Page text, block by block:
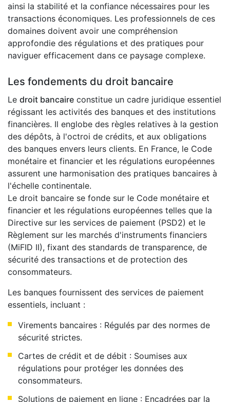
ainsi la stabilité et la confiance nécessaires pour les
transactions économiques. Les professionnels de ces
domaines doivent avoir une compréhension
approfondie des régulations et des pratiques pour
naviguer efficacement dans ce paysage complexe.
Les fondements du droit bancaire
Le droit bancaire constitue un cadre juridique essentiel
régissant les activités des banques et des institutions
financières. Il englobe des règles relatives à la gestion
des dépôts, à l'octroi de crédits, et aux obligations
des banques envers leurs clients. En France, le Code
monétaire et financier et les régulations européennes
assurent une harmonisation des pratiques bancaires à
l'échelle continentale.
Le droit bancaire se fonde sur le Code monétaire et
financier et les régulations européennes telles que la
Directive sur les services de paiement (PSD2) et le
Règlement sur les marchés d'instruments financiers
(MiFID II), fixant des standards de transparence, de
sécurité des transactions et de protection des
consommateurs.
Les banques fournissent des services de paiement
essentiels, incluant :
Virements bancaires : Régulés par des normes de
sécurité strictes.
Cartes de crédit et de débit : Soumises aux
régulations pour protéger les données des
consommateurs.
Solutions de paiement en ligne : Encadrées par la